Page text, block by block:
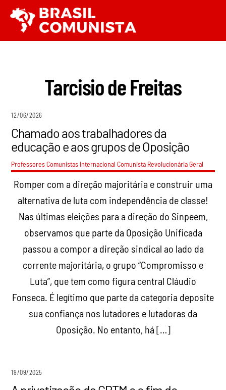
para
o
Tarcisio de Freitas
12/06/2026
Chamado aos trabalhadores da
educação e aos grupos de Oposição
Professores Comunistas Internacional Comunista Revolucionária Geral
Romper com a direção majoritária e construir uma
alternativa de luta com independência de classe!
Nas últimas eleições para a direção do Sinpeem,
observamos que parte da Oposição Unificada
passou a compor a direção sindical ao lado da
corrente majoritária, o grupo “Compromisso e
Luta”, que tem como figura central Cláudio
Fonseca. É legítimo que parte da categoria deposite
sua confiança nos lutadores e lutadoras da
Oposição. No entanto, há […]
19/09/2025